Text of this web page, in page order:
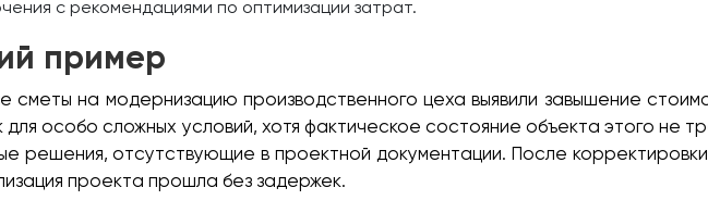
с рекомендациями по оптимизации затрат.
пример
сметы на модернизацию производственного цеха выявили завышение
особо сложных условий, хотя фактическое состояние объекта этого не
решения, отсутствующие в проектной документации. После
проекта прошла без задержек.